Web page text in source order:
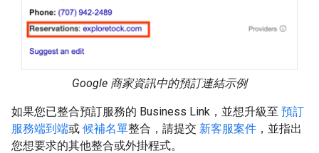
Google 商家資訊中的預訂連結示例
如果您已整合預訂服務的 Business Link，並想升級至 預訂
服務端到端或 候補名單整合，請提交 新客服案件 ，並指出
您想要求的其他整合或外掛程式。